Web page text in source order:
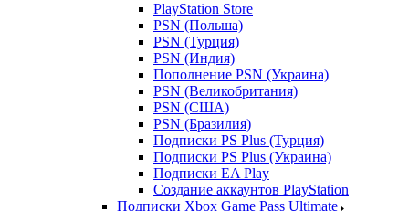
PlayStation Store
PSN (Польша)
PSN (Турция)
PSN (Индия)
Пополнение PSN (Украина)
PSN (Великобритания)
PSN (США)
PSN (Бразилия)
Подписки PS Plus (Турция)
Подписки PS Plus (Украина)
Подписки EA Play
Создание аккаунтов PlayStation
Подписки Xbox Game Pass Ultimate